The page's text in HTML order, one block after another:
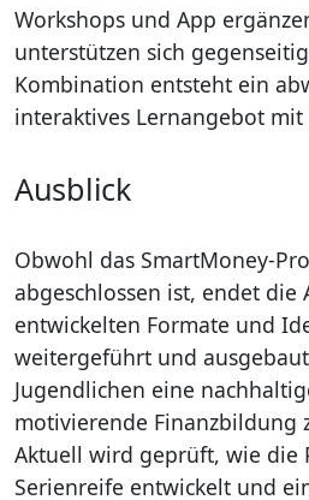
Workshops und App
unterstützen sich
Kombination entsteht ein
interaktives Lernangebot
Ausblick
Obwohl das SmartMoney-
abgeschlossen ist, endet die
entwickelten Formate und
weitergeführt und
Jugendlichen eine
motivierende Finanzbildung
Aktuell wird geprüft, wie die
Serienreife entwickelt und